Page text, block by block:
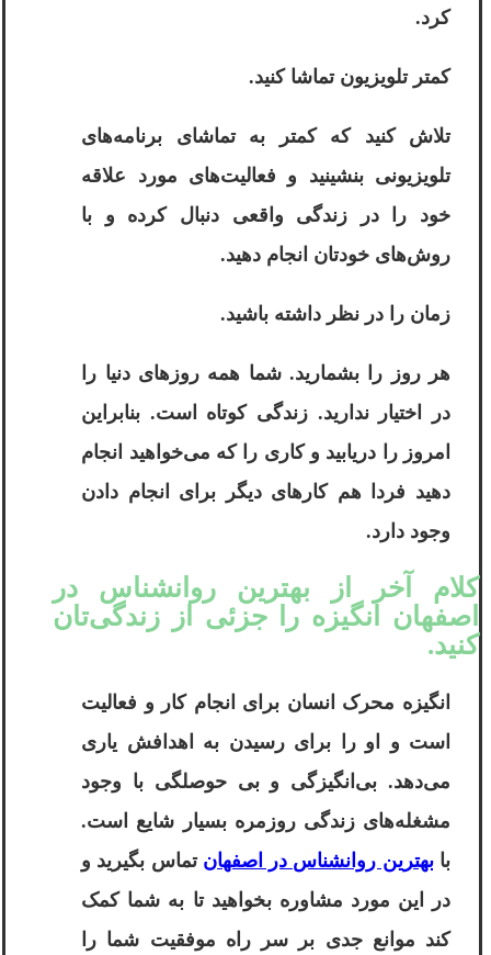
کرد.
کمتر تلویزیون تماشا کنید.
تلاش کنید که کمتر به تماشای برنامه‌های
تلویزیونی بنشینید و فعالیت‌های مورد علاقه
خود را در زندگی واقعی دنبال کرده و با
روش‌های خودتان انجام دهید.
زمان را در نظر داشته باشید.
هر روز را بشمارید. شما همه روزهای دنیا را
در اختیار ندارید. زندگی کوتاه است. بنابراین
امروز را دریابید و کاری را که می‌خواهید انجام
دهید فردا هم کارهای دیگر برای انجام دادن
وجود دارد.
کلام آخر از بهترین روانشناس در
اصفهان انگیزه را جزئی از زندگی‌تان
کنید.
انگیزه محرک انسان برای انجام کار و فعالیت
است و او را برای رسیدن به اهدافش یاری
می‌دهد. بی‌انگیزگی و بی حوصلگی با وجود
مشغله‌های زندگی روزمره بسیار شایع است.
بابهترین روانشناس در اصفهان تماس بگیرید و
در این مورد مشاوره بخواهید تا به شما کمک
کند موانع جدی بر سر راه موفقیت شما را